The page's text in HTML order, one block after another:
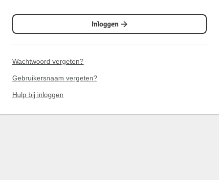
Inloggen
Wachtwoord vergeten?
Gebruikersnaam vergeten?
Hulp bij inloggen